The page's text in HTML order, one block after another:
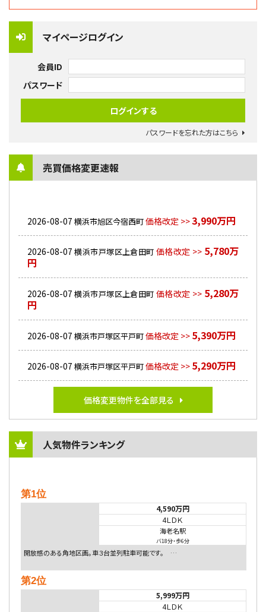
マイページログイン
会員ID
パスワード
パスワードを忘れた方はこちら
売買価格変更速報
2026-08-07 横浜市旭区今宿西町価格改定 >>3,990万円
2026-08-07 横浜市戸塚区上倉田町 価格改定 >> 5,780万
円
2026-08-07 横浜市戸塚区上倉田町 価格改定 >> 5,280万
円
2026-08-07 横浜市戸塚区平戸町価格改定 >> 5,390万円
2026-08-07 横浜市戸塚区平戸町価格改定 >> 5,290万円
価格変更物件を全部見る
人気物件ランキング
第1位
4,590万円
4ＬＤＫ
海老名駅
バ18分・歩6分
開放感のある角地区画。車３台並列駐車可能です。 …
第2位
5,999万円
4ＬＤＫ